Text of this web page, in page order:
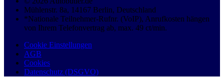
Mühlenstr. 8a, 14167 Berlin, Deutschland
*Nationale Teilnehmer-Rufnr. (VoIP), Anrufkosten hängen
von Ihrem Telefonvertrag ab, max. 49 ct/min.
Cookie Einstellungen
AGB
Cookies
Datenschutz (DSGVO)